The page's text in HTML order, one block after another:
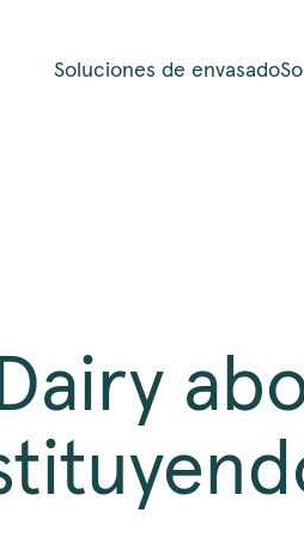
Soluciones de envasado